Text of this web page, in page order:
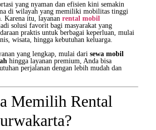
yang nyaman dan efisien kini semakin
di wilayah yang memiliki mobilitas tinggi
Karena itu, layanan rental mobil
solusi favorit bagi masyarakat yang
praktis untuk berbagai keperluan, mulai
wisata, hingga kebutuhan keluarga.
yang lengkap, mulai dari sewa mobil
hingga layanan premium, Anda bisa
perjalanan dengan lebih mudah dan
Memilih Rental